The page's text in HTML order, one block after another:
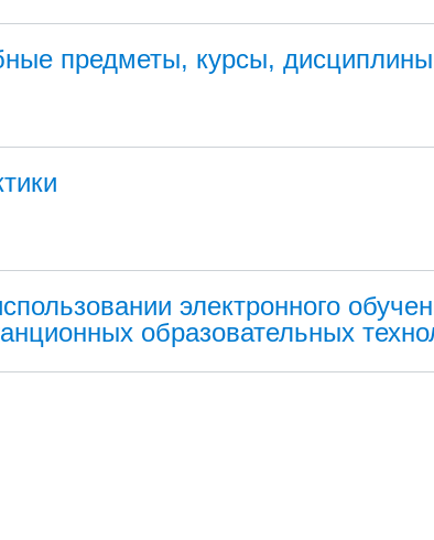
предметы, курсы,
электронного
образовательных